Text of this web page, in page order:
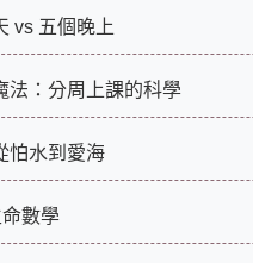
vs 五個晚上
法：分周上課的科學
怕水到愛海
數學